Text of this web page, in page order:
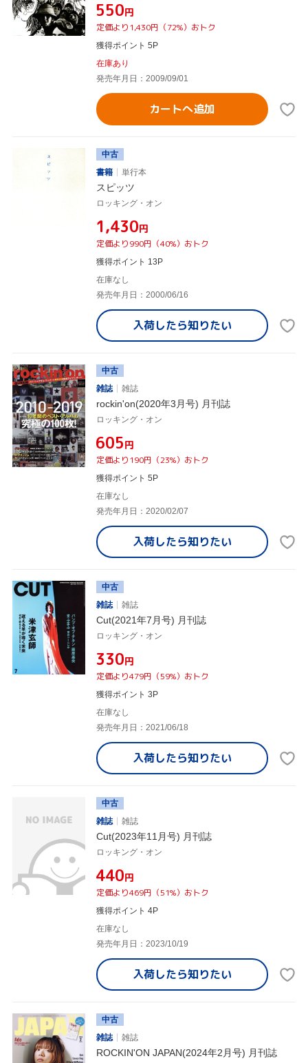
¥550円
定価より1,430円（72%）おトク
獲得ポイント 5P
在庫あり
発売年月日：2009/09/01
カートへ追加
中古
書籍
単行本
スピッツ
ロッキング・オン
¥1,430円
定価より990円（40%）おトク
獲得ポイント 13P
在庫なし
発売年月日：2000/06/16
入荷したら知りたい
中古
雑誌
雑誌
rockin'on(2020年3月号) 月刊誌
ロッキング・オン
¥605円
定価より190円（23%）おトク
獲得ポイント 5P
在庫なし
発売年月日：2020/02/07
入荷したら知りたい
中古
雑誌
雑誌
Cut(2021年7月号) 月刊誌
ロッキング・オン
¥330円
定価より479円（59%）おトク
獲得ポイント 3P
在庫なし
発売年月日：2021/06/18
入荷したら知りたい
中古
雑誌
雑誌
Cut(2023年11月号) 月刊誌
ロッキング・オン
¥440円
定価より469円（51%）おトク
獲得ポイント 4P
在庫なし
発売年月日：2023/10/19
入荷したら知りたい
中古
雑誌
雑誌
ROCKIN'ON JAPAN(2024年2月号) 月刊誌